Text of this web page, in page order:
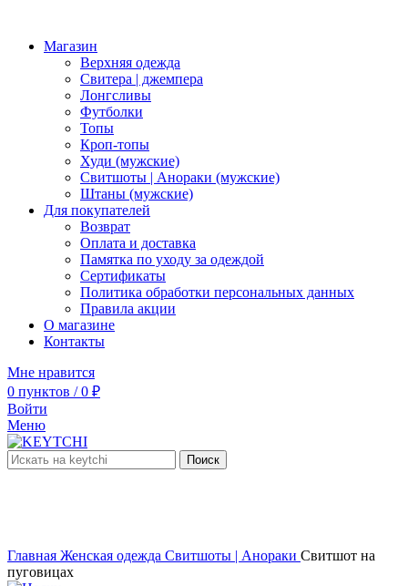
Магазин
Верхняя одежда
Свитера | джемпера
Лонгсливы
Футболки
Топы
Кроп-топы
Худи (мужские)
Свитшоты | Анораки (мужские)
Штаны (мужские)
Для покупателей
Возврат
Оплата и доставка
Памятка по уходу за одеждой
Сертификаты
Политика обработки персональных данных
Правила акции
О магазине
Контакты
Мне нравится
0 пунктов / 0 ₽
Войти
Меню
Поиск
Главная Женская одежда Свитшоты | Анораки Свитшот на
пуговицах